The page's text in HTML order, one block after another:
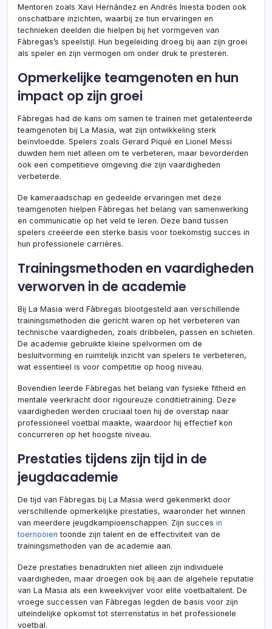
Mentoren zoals Xavi Hernández en Andrés Iniesta boden ook
onschatbare inzichten, waarbij ze hun ervaringen en
technieken deelden die hielpen bij het vormgeven van
Fàbregas’s speelstijl. Hun begeleiding droeg bij aan zijn groei
als speler en zijn vermogen om onder druk te presteren.
Opmerkelijke teamgenoten en hun
impact op zijn groei
Fàbregas had de kans om samen te trainen met getalenteerde
teamgenoten bij La Masia, wat zijn ontwikkeling sterk
beïnvloedde. Spelers zoals Gerard Piqué en Lionel Messi
duwden hem niet alleen om te verbeteren, maar bevorderden
ook een competitieve omgeving die zijn vaardigheden
verbeterde.
De kameraadschap en gedeelde ervaringen met deze
teamgenoten hielpen Fàbregas het belang van samenwerking
en communicatie op het veld te leren. Deze band tussen
spelers creëerde een sterke basis voor toekomstig succes in
hun professionele carrières.
Trainingsmethoden en vaardigheden
verworven in de academie
Bij La Masia werd Fàbregas blootgesteld aan verschillende
trainingsmethoden die gericht waren op het verbeteren van
technische vaardigheden, zoals dribbelen, passen en schieten.
De academie gebruikte kleine spelvormen om de
besluitvorming en ruimtelijk inzicht van spelers te verbeteren,
wat essentieel is voor competitie op hoog niveau.
Bovendien leerde Fàbregas het belang van fysieke fitheid en
mentale veerkracht door rigoureuze conditietraining. Deze
vaardigheden werden cruciaal toen hij de overstap naar
professioneel voetbal maakte, waardoor hij effectief kon
concurreren op het hoogste niveau.
Prestaties tijdens zijn tijd in de
jeugdacademie
De tijd van Fàbregas bij La Masia werd gekenmerkt door
verschillende opmerkelijke prestaties, waaronder het winnen
van meerdere jeugdkampioenschappen. Zijn succes in
toernooien toonde zijn talent en de effectiviteit van de
trainingsmethoden van de academie aan.
Deze prestaties benadrukten niet alleen zijn individuele
vaardigheden, maar droegen ook bij aan de algehele reputatie
van La Masia als een kweekvijver voor elite voetbaltalent. De
vroege successen van Fàbregas legden de basis voor zijn
uiteindelijke opkomst tot sterrenstatus in het professionele
voetbal.